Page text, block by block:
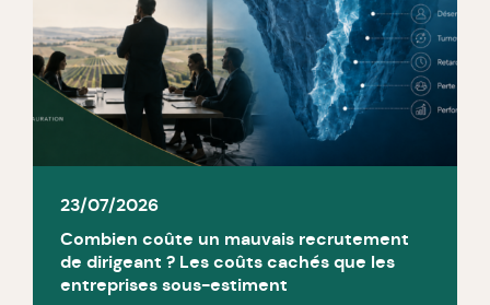
23/07/2026
Combien coûte un mauvais recrutement
de dirigeant ? Les coûts cachés que les
entreprises sous-estiment